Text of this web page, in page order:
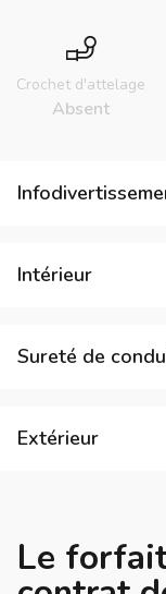
Crochet d'attelage
Absent
Intérieur
Sureté de
Extérieur
Le